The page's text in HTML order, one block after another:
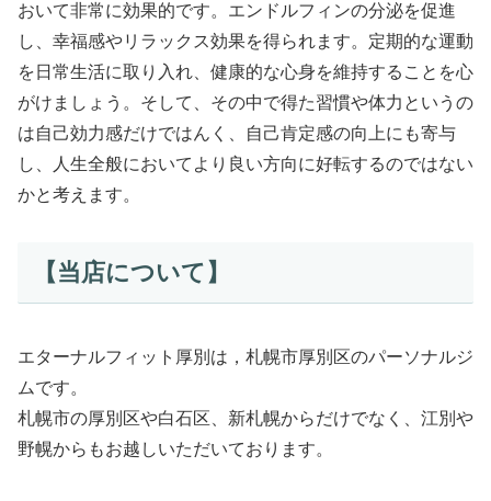
おいて非常に効果的です。エンドルフィンの分泌を促進
し、幸福感やリラックス効果を得られます。定期的な運動
を日常生活に取り入れ、健康的な心身を維持することを心
がけましょう。そして、その中で得た習慣や体力というの
は自己効力感だけではんく、自己肯定感の向上にも寄与
し、人生全般においてより良い方向に好転するのではない
かと考えます。
【当店について】
エターナルフィット厚別は，札幌市厚別区のパーソナルジ
ムです。
札幌市の厚別区や白石区、新札幌からだけでなく、江別や
野幌からもお越しいただいております。